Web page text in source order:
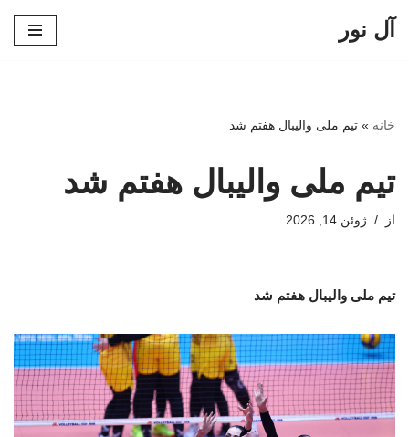
آل نور
خانه » تیم ملی والیبال هفتم شد
تیم ملی والیبال هفتم شد
از ژوئن 14, 2026
تیم ملی والیبال هفتم شد